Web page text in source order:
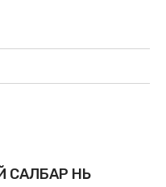
САЛБАР НЬ